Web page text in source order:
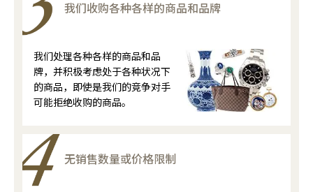
我们收购各种各样的商品和品牌
我们处理各种各样的商品和品
牌，并积极考虑处于各种状况下
的商品，即使是我们的竞争对手
可能拒绝收购的商品。
无销售数量或价格限制